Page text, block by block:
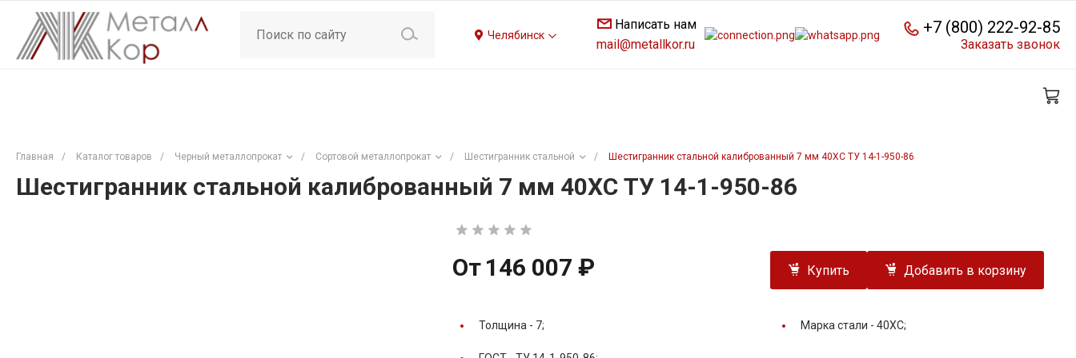
Челябинск
Написать нам
mail@metallkor.ru
+7 (800) 222-92-85
Заказать звонок
Главная / Каталог товаров / Черный металлопрокат / Сортовой металлопрокат / Шестигранник стальной / Шестигранник стальной калиброванный 7 мм 40ХС ТУ 14-1-950-86
Шестигранник стальной калиброванный 7 мм 40ХС ТУ 14-1-950-86
От 146 007 ₽ Купить Добавить в корзину
Толщина - 7; Марка стали - 40ХС;